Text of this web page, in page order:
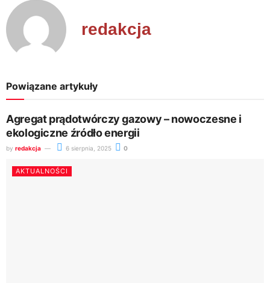
redakcja
Powiązane artykuły
Agregat prądotwórczy gazowy – nowoczesne i
ekologiczne źródło energii
by redakcja 6 sierpnia, 2025 0
AKTUALNOŚCI